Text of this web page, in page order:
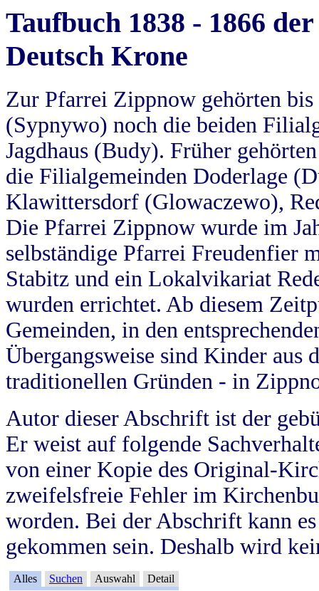
Taufbuch 1838 - 1866
Deutsch Krone
Zur Pfarrei Zippnow gehörten
(Sypnywo) noch die beiden
Jagdhaus (Budy). Früher
die Filialgemeinden Doderlage
Klawittersdorf (Glowaczewo),
Die Pfarrei Zippnow wurde im
selbständige Pfarrei Freudenfier
Stabitz und ein Lokalvikariat
wurden errichtet. Ab diesem
Gemeinden, in den
Übergangsweise sind Kinder aus
traditionellen Gründen - in
Autor dieser Abschrift ist der
Er weist auf folgende
von einer Kopie des Original-
zweifelsfreie Fehler im
worden. Bei der Abschrift kann
gekommen sein. Deshalb wird
Alles Suchen Auswahl Detail